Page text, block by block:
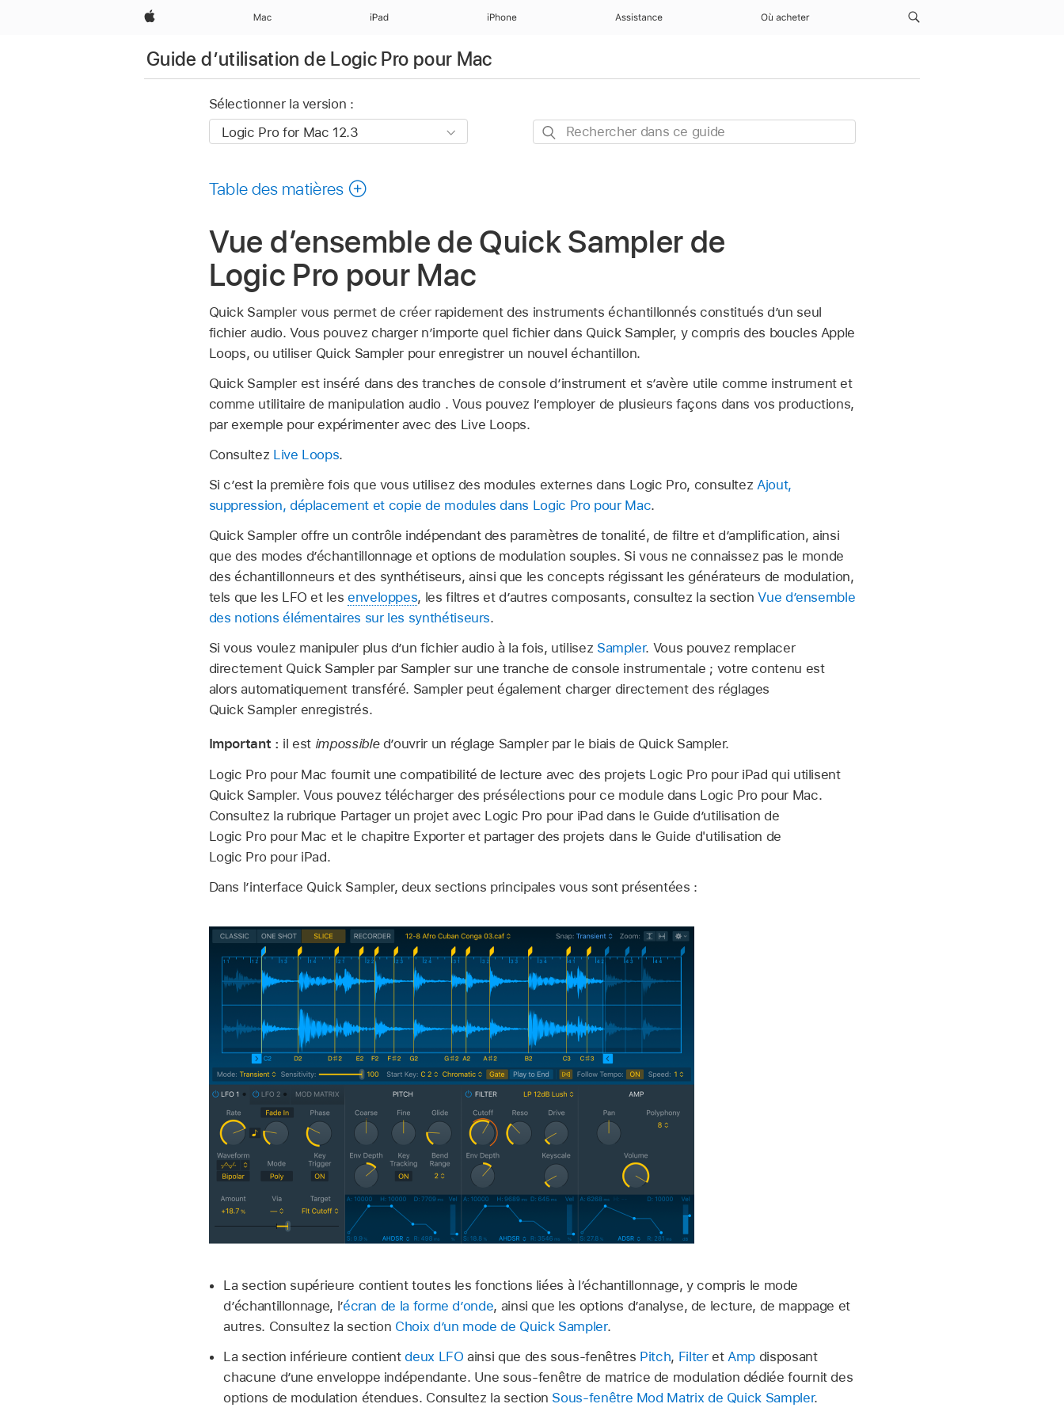
Apple Mac iPad iPhone Assistance Où acheter
Guide d’utilisation de Logic Pro pour Mac
Sélectionner la version :
Rechercher
Table des matières
Vue d’ensemble de Quick Sampler de
Logic Pro pour Mac
Quick Sampler vous permet de créer rapidement des instruments échantillonnés constitués d’un seul
fichier audio. Vous pouvez charger n’importe quel fichier dans Quick Sampler, y compris des boucles Apple
Loops, ou utiliser Quick Sampler pour enregistrer un nouvel échantillon.
Quick Sampler est inséré dans des tranches de console d’instrument et s’avère utile comme instrument et
comme utilitaire de manipulation audio . Vous pouvez l’employer de plusieurs façons dans vos productions,
par exemple pour expérimenter avec des Live Loops.
Consultez Live Loops.
Si c’est la première fois que vous utilisez des modules externes dans Logic Pro, consultez Ajout,
suppression, déplacement et copie de modules dans Logic Pro pour Mac.
Quick Sampler offre un contrôle indépendant des paramètres de tonalité, de filtre et d’amplification, ainsi
que des modes d’échantillonnage et options de modulation souples. Si vous ne connaissez pas le monde
des échantillonneurs et des synthétiseurs, ainsi que les concepts régissant les générateurs de modulation,
tels que les LFO et les enveloppes, les filtres et d’autres composants, consultez la sectionVue d’ensemble
des notions élémentaires sur les synthétiseurs.
Si vous voulez manipuler plus d’un fichier audio à la fois, utilisez Sampler. Vous pouvez remplacer
directement Quick Sampler par Sampler sur une tranche de console instrumentale ; votre contenu est
alors automatiquement transféré. Sampler peut également charger directement des réglages
Quick Sampler enregistrés.
Important : il est impossibled’ouvrir un réglage Sampler par le biais de Quick Sampler.
Logic Pro pour Mac fournit une compatibilité de lecture avec des projets Logic Pro pour iPad qui utilisent
Quick Sampler. Vous pouvez télécharger des présélections pour ce module dans Logic Pro pour Mac.
Consultez la rubrique Partager un projet avec Logic Pro pour iPad dans le Guide d’utilisation de
Logic Pro pour Mac et le chapitre Exporter et partager des projets dans le Guide d'utilisation de
Logic Pro pour iPad.
Dans l’interface Quick Sampler, deux sections principales vous sont présentées :
La section supérieure contient toutes les fonctions liées à l’échantillonnage, y compris le mode
d’échantillonnage, l’écran de la forme d’onde, ainsi que les options d’analyse, de lecture, de mappage et
autres. Consultez la section Choix d’un mode de Quick Sampler.
La section inférieure contientdeux LFO ainsi que des sous-fenêtres Pitch, FilteretAmp disposant
chacune d’une enveloppe indépendante. Une sous-fenêtre de matrice de modulation dédiée fournit des
options de modulation étendues. Consultez la section Sous-fenêtre Mod Matrix de Quick Sampler.